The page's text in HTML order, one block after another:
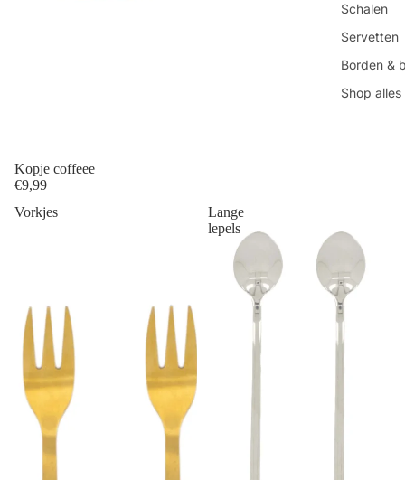
Schalen
Servetten
Borden &
Shop alles
Kopje coffeee
€9,99
Vorkjes
Lange
lepels